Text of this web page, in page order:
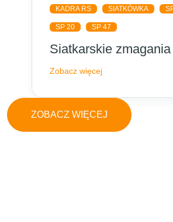
KADRA RS SIATKÓWKA
SP 20 SP 47
Siatkarskie
Zobacz więcej
ZOBACZ WIĘCEJ